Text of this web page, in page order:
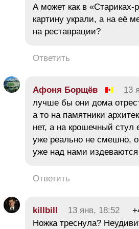
А может как в
картину украли, а на её
на реставрации?
Ответить
Афоня Борщёв 13
лучше бы они дома
а то на памятники
нет, а на крошечный стул
уже реально не смешно,
уже над нами
Ответить
killbill 13 янв, 18:52
Ножка треснула?